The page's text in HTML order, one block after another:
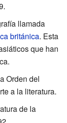
llamada
británica. Esta
que han
Orden del
a la literatura.
de la